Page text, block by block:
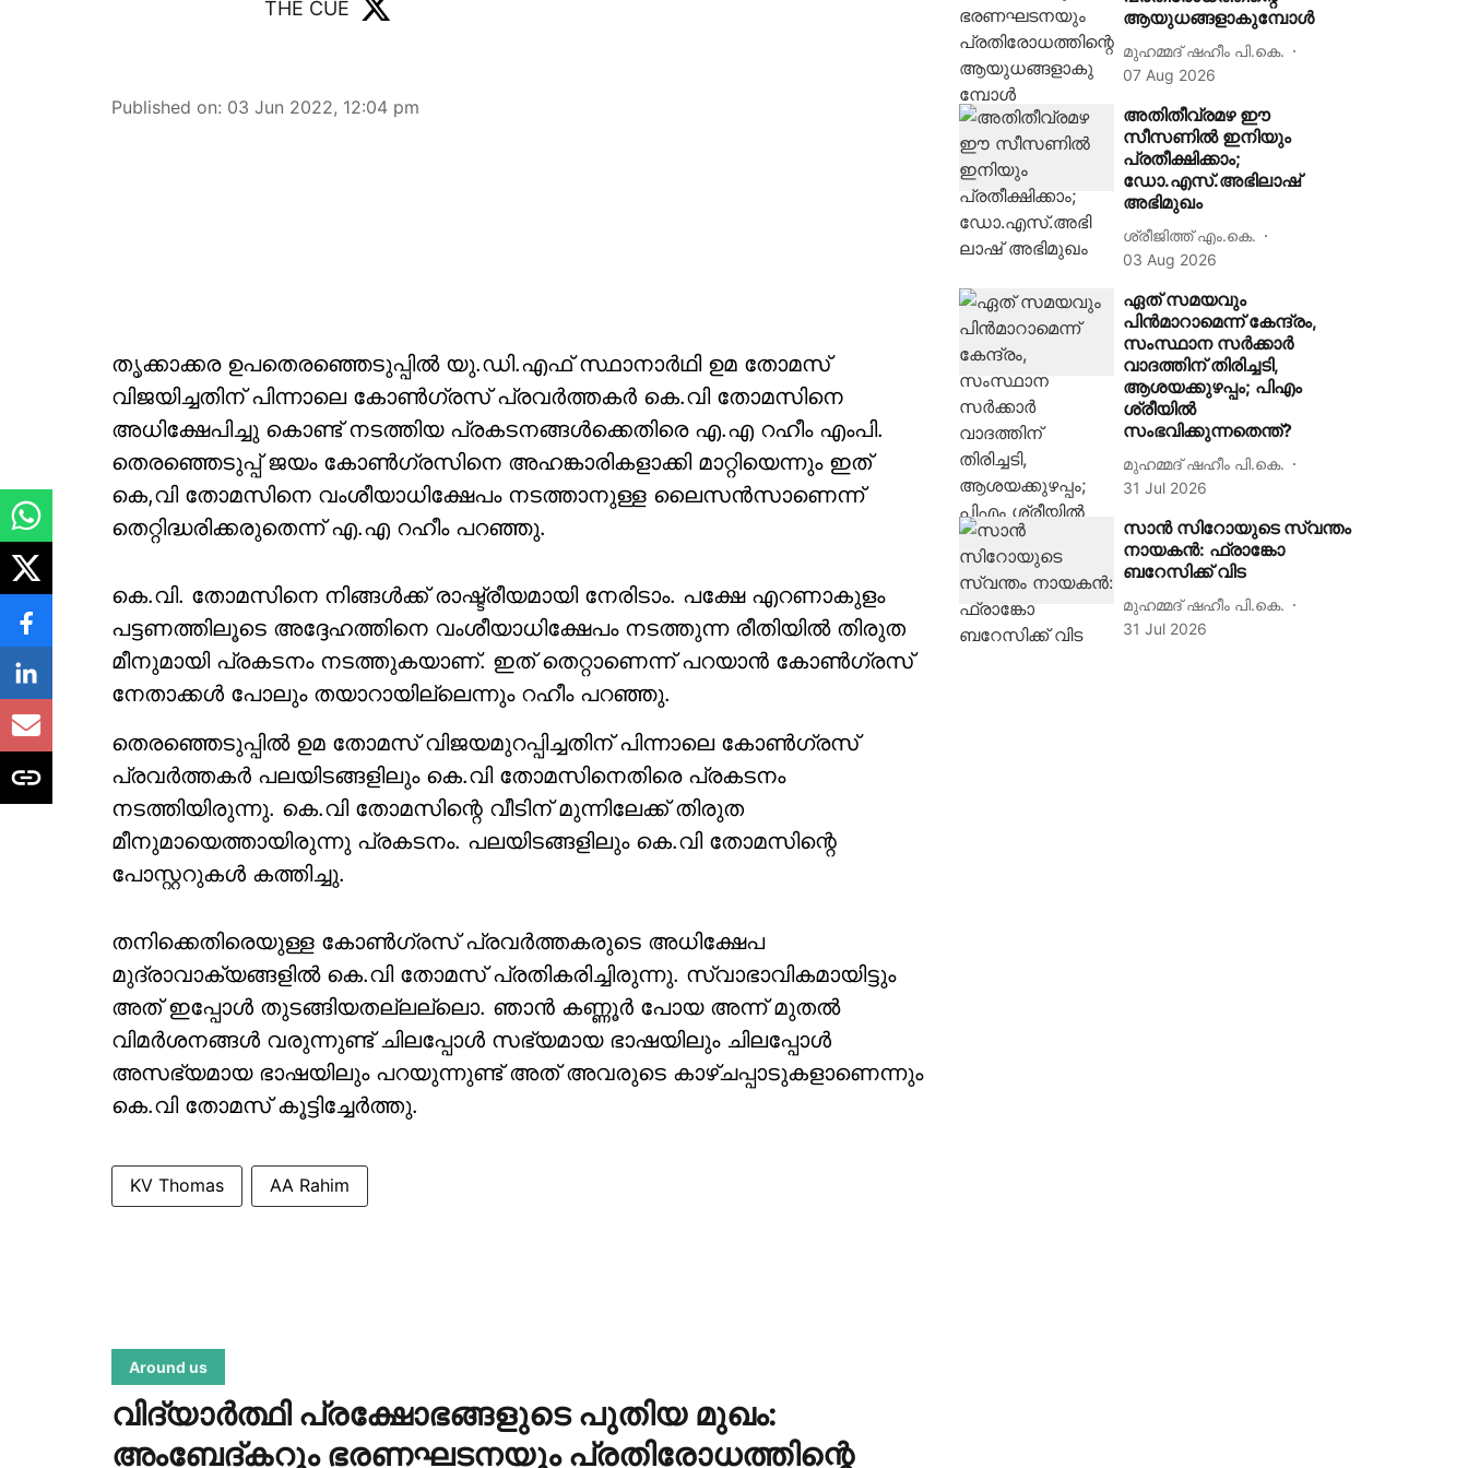
THE CUE
Published on: 03 Jun 2022, 12:04 pm
തൃക്കാക്കര ഉപതെരഞ്ഞെടുപ്പില്‍ യു.ഡി.എഫ് സ്ഥാനാര്‍ഥി ഉമ തോമസ്
വിജയിച്ചതിന് പിന്നാലെ കോണ്‍ഗ്രസ് പ്രവര്‍ത്തകര്‍ കെ.വി തോമസിനെ
അധിക്ഷേപിച്ചു കൊണ്ട് നടത്തിയ പ്രകടനങ്ങള്‍ക്കെതിരെ എ.എ റഹീം എംപി.
തെരഞ്ഞെടുപ്പ് ജയം കോണ്‍ഗ്രസിനെ അഹങ്കാരികളാക്കി മാറ്റിയെന്നും ഇത്
കെ,വി തോമസിനെ വംശീയാധിക്ഷേപം നടത്താനുള്ള ലൈസന്‍സാണെന്ന്
തെറ്റിദ്ധരിക്കരുതെന്ന് എ.എ റഹീം പറഞ്ഞു.
കെ.വി. തോമസിനെ നിങ്ങള്‍ക്ക് രാഷ്ട്രീയമായി നേരിടാം. പക്ഷേ എറണാകുളം
പട്ടണത്തിലൂടെ അദ്ദേഹത്തിനെ വംശീയാധിക്ഷേപം നടത്തുന്ന രീതിയില്‍ തിരുത
മീനുമായി പ്രകടനം നടത്തുകയാണ്. ഇത് തെറ്റാണെന്ന് പറയാന്‍ കോണ്‍ഗ്രസ്
നേതാക്കള്‍ പോലും തയാറായില്ലെന്നും റഹീം പറഞ്ഞു.
തെരഞ്ഞെടുപ്പില്‍ ഉമ തോമസ് വിജയമുറപ്പിച്ചതിന് പിന്നാലെ കോണ്‍ഗ്രസ്
പ്രവര്‍ത്തകര്‍ പലയിടങ്ങളിലും കെ.വി തോമസിനെതിരെ പ്രകടനം
നടത്തിയിരുന്നു. കെ.വി തോമസിന്റെ വീടിന് മുന്നിലേക്ക് തിരുത
മീനുമായെത്തായിരുന്നു പ്രകടനം. പലയിടങ്ങളിലും കെ.വി തോമസിന്റെ
പോസ്റ്ററുകള്‍ കത്തിച്ചു.
തനിക്കെതിരെയുള്ള കോണ്‍ഗ്രസ് പ്രവര്‍ത്തകരുടെ അധിക്ഷേപ
മുദ്രാവാക്യങ്ങളില്‍ കെ.വി തോമസ് പ്രതികരിച്ചിരുന്നു. സ്വാഭാവികമായിട്ടും
അത് ഇപ്പോള്‍ തുടങ്ങിയതല്ലല്ലൊ. ഞാന്‍ കണ്ണൂര്‍ പോയ അന്ന് മുതല്‍
വിമര്‍ശനങ്ങള്‍ വരുന്നുണ്ട് ചിലപ്പോള്‍ സഭ്യമായ ഭാഷയിലും ചിലപ്പോള്‍
അസഭ്യമായ ഭാഷയിലും പറയുന്നുണ്ട് അത് അവരുടെ കാഴ്ചപ്പാടുകളാണെന്നും
കെ.വി തോമസ് കൂട്ടിച്ചേര്‍ത്തു.
KV Thomas AA Rahim
ആയുധങ്ങളാകുമ്പോൾ
മുഹമ്മദ് ഷഹീം പി.കെ.
07 Aug 2026
അതിതീവ്രമഴ ഈ
സീസണിൽ ഇനിയും
പ്രതീക്ഷിക്കാം;
ഡോ.എസ്.അഭിലാഷ്
അഭിമുഖം
ശ്രീജിത്ത് എം.കെ.
03 Aug 2026
ഏത് സമയവും
പിൻമാറാമെന്ന് കേന്ദ്രം,
സംസ്ഥാന സർക്കാർ
വാദത്തിന് തിരിച്ചടി,
ആശയക്കുഴപ്പം; പിഎം
ശ്രീയിൽ
സംഭവിക്കുന്നതെന്ത്?
മുഹമ്മദ് ഷഹീം പി.കെ.
31 Jul 2026
സാൻ സിറോയുടെ സ്വന്തം
നായകൻ: ഫ്രാങ്കോ
ബറേസിക്ക് വിട
മുഹമ്മദ് ഷഹീം പി.കെ.
31 Jul 2026
Around us
വിദ്യാർത്ഥി പ്രക്ഷോഭങ്ങളുടെ പുതിയ മുഖം:
അംബേദ്കറും ഭരണഘടനയും പ്രതിരോധത്തിന്റെ